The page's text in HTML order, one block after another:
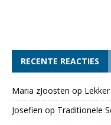
RECENTE REACTIES
Maria zJoosten op
Josefien op Traditionele